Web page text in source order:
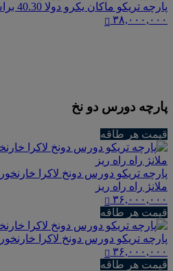
پارچه تریکو ماکان یکرو دولا 40.30 براش گردباف | سرمه ای
۳۸,۰۰۰,۰۰۰
پارچه دورس دو نخ
قیمت هر طاقه
پارچه تریکو دورس دونخ لاکرا
ملانژ راه راه ریز
۳۶,۰۰۰,۰۰۰
قیمت هر طاقه
پارچه تریکو دورس دونخ لاکرا
۳۶,۰۰۰,۰۰۰
قیمت هر طاقه